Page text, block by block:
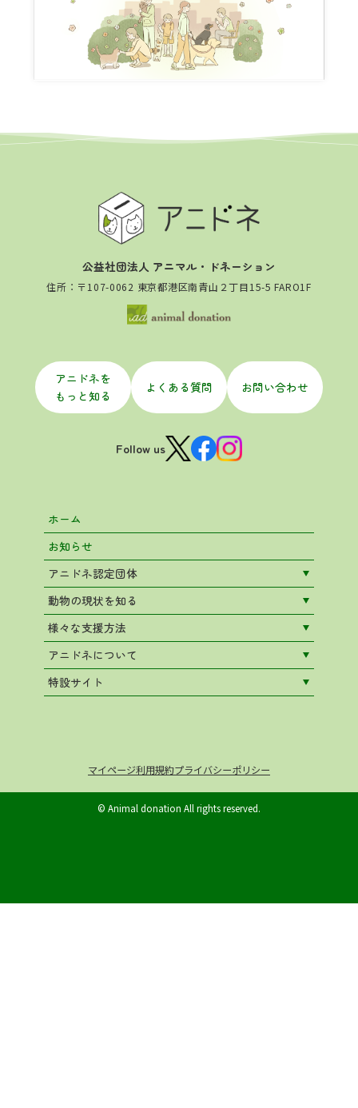
公益社団法人 アニマル・ドネーション
住所：〒107-0062 東京都港区南青山２丁目15-5 FARO1F
アニドネを
もっと知る
よくある質問 お問い合わせ
Follow us
ホーム
お知らせ
アニドネ認定団体
動物の現状を知る
様々な支援方法
アニドネについて
特設サイト
マイページ利用規約プライバシーポリシー
© Animal donation All rights reserved.